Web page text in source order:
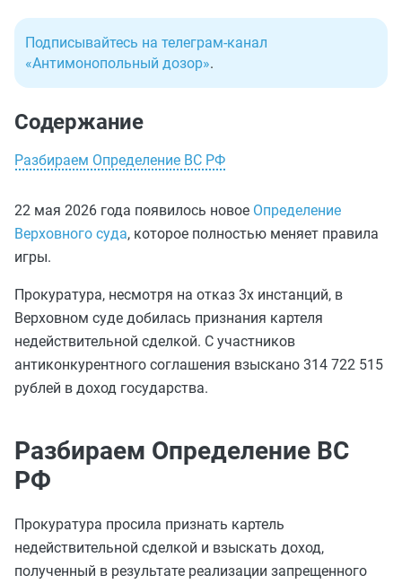
Подписывайтесь на телеграм-канал
«Антимонопольный дозор».
Содержание
Разбираем Определение ВС РФ
22 мая 2026 года появилось новое Определение
Верховного суда, которое полностью меняет правила
игры.
Прокуратура, несмотря на отказ 3х инстанций, в
Верховном суде добилась признания картеля
недействительной сделкой. С участников
антиконкурентного соглашения взыскано 314 722 515
рублей в доход государства.
Разбираем Определение ВС
РФ
Прокуратура просила признать картель
недействительной сделкой и взыскать доход,
полученный в результате реализации запрещенного